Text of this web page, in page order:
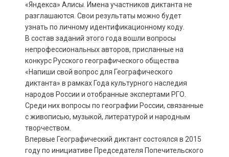
«Яндекса» Алисы. Имена участников диктанта не
разглашаются. Свои результаты можно будет
узнать по личному идентификационному коду.
В состав заданий этого года вошли вопросы
непрофессиональных авторов, присланные на
конкурс Русского географического общества
«Напиши свой вопрос для Географического
диктанта» в рамках Года культурного наследия
народов России и отобранные экспертами РГО.
Среди них вопросы по географии России, связанные
с живописью, музыкой, литературой и народным
творчеством.
Впервые Географический диктант состоялся в 2015
году по инициативе Председателя Попечительского